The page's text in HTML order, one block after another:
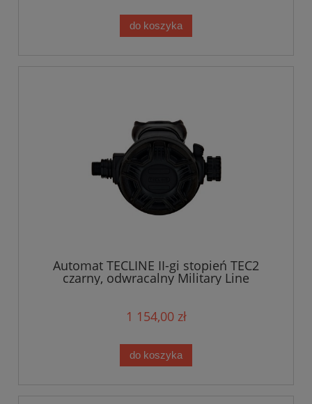
do koszyka
Automat TECLINE II-gi stopień TEC2
czarny, odwracalny Military Line
1 154,00 zł
do koszyka